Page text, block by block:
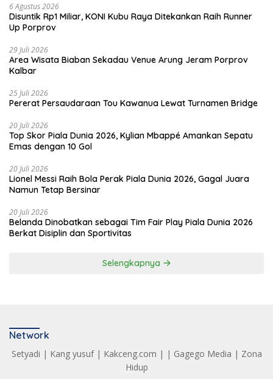
6 Agustus 2026
Disuntik Rp1 Miliar, KONI Kubu Raya Ditekankan Raih Runner
Up Porprov
29 Juli 2026
Area Wisata Biaban Sekadau Venue Arung Jeram Porprov
Kalbar
25 Juli 2026
Pererat Persaudaraan Tou Kawanua Lewat Turnamen Bridge
20 Juli 2026
Top Skor Piala Dunia 2026, Kylian Mbappé Amankan Sepatu
Emas dengan 10 Gol
20 Juli 2026
Lionel Messi Raih Bola Perak Piala Dunia 2026, Gagal Juara
Namun Tetap Bersinar
20 Juli 2026
Belanda Dinobatkan sebagai Tim Fair Play Piala Dunia 2026
Berkat Disiplin dan Sportivitas
Selengkapnya
Network
Setyadi | Kang yusuf| Kakceng.com | | Gagego Media | Zona
Hidup